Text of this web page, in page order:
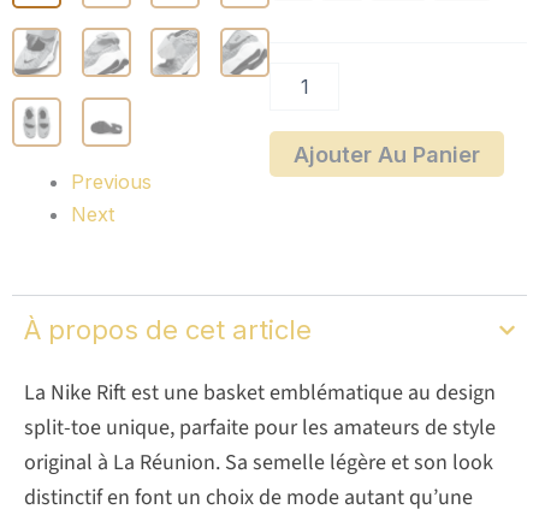
Previous
Next
Ajouter Au Panier
À propos de cet article
La Nike Rift est une basket emblématique au design
split-toe unique, parfaite pour les amateurs de style
original à La Réunion. Sa semelle légère et son look
distinctif en font un choix de mode autant qu’une